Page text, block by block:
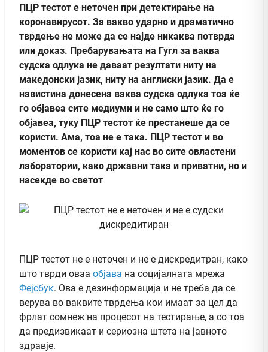
ПЦР тестот е неточен при детектирање на
коронавирусот. За вакво ударно и драматично
тврдење не може да се најде никаква потврда
или доказ. Пребарувањата на Гугл за ваква
судска одлука не даваат резултати ниту на
македонски јазик, ниту на англиски јазик. Да е
навистина донесена ваква судска одлука тоа ќе
го објавеа сите медиуми и не само што ќе го
објавеа, туку ПЦР тестот ќе престанеше да се
користи. Ама, тоа не е така. ПЦР тестот и во
моментов се користи кај нас во сите овластени
лаборатории, како државни така и приватни, но и
насекде во светот
ПЦР тестот не е неточен и не е дискредитран, како
што тврди оваа објава на социјалната мрежа
Фејсбук. Ова е дезинформација и не треба да се
верува во ваквите тврдења кои имаат за цел да
фрлат сомнеж на процесот на тестирање, а со тоа
да предизвикаат и сериозна штета на јавното
здравје.